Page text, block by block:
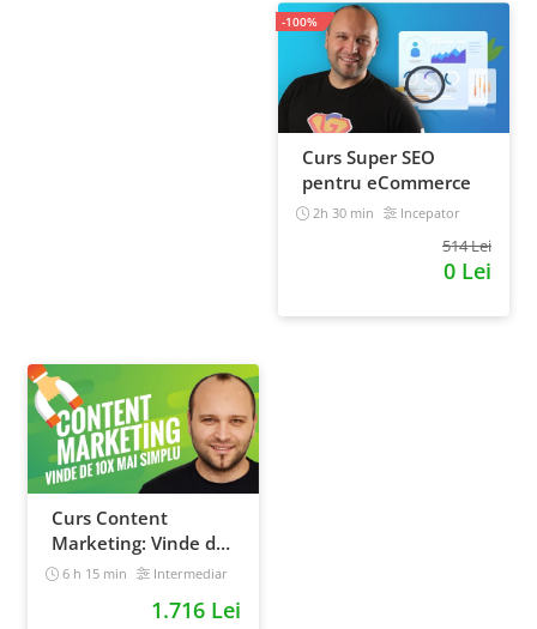
Curs Super SEO
pentru eCommerce
2h 30 min Incepator
514 Lei
0 Lei
-100%
Curs Content
Marketing: Vinde de
10x mai simplu
6 h 15 min Intermediar
1.716 Lei